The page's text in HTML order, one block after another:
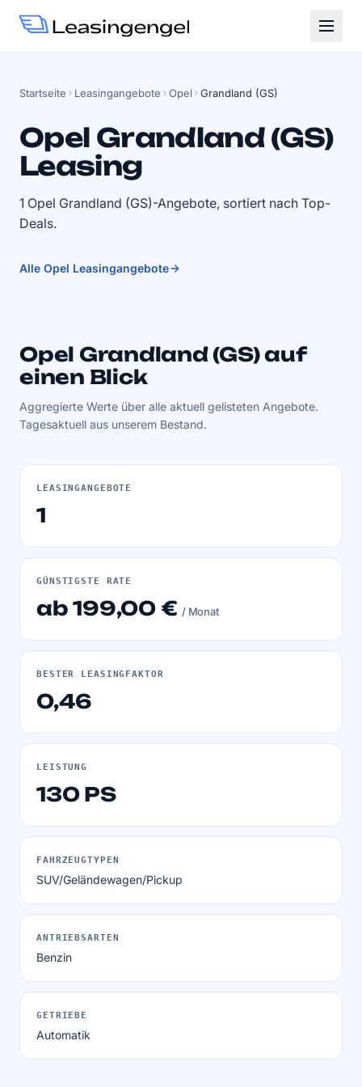
Startseite Leasingangebote Opel Grandland (GS)
Opel Grandland (GS)
Leasing
1 Opel Grandland (GS)-Angebote, sortiert nach Top-
Deals.
Alle Opel Leasingangebote
Opel Grandland (GS) auf
einen Blick
Aggregierte Werte über alle aktuell gelisteten Angebote.
Tagesaktuell aus unserem Bestand.
LEASINGANGEBOTE
1
GÜNSTIGSTE RATE
ab 199,00 €/ Monat
BESTER LEASINGFAKTOR
0,46
LEISTUNG
130 PS
FAHRZEUGTYPEN
SUV/Geländewagen/Pickup
ANTRIEBSARTEN
Benzin
GETRIEBE
Automatik